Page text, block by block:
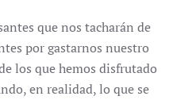
que nos tacharán de
por gastarnos nuestro
los que hemos disfrutado
en realidad, lo que se